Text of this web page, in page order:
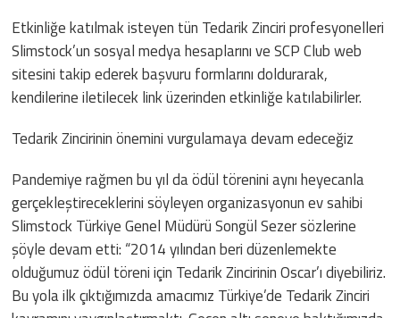
Etkinliğe katılmak isteyen tün Tedarik Zinciri profesyonelleri
Slimstock’un sosyal medya hesaplarını ve SCP Club web
sitesini takip ederek başvuru formlarını doldurarak,
kendilerine iletilecek link üzerinden etkinliğe katılabilirler.
Tedarik Zincirinin önemini vurgulamaya devam edeceğiz
Pandemiye rağmen bu yıl da ödül törenini aynı heyecanla
gerçekleştireceklerini söyleyen organizasyonun ev sahibi
Slimstock Türkiye Genel Müdürü Songül Sezer sözlerine
şöyle devam etti: “2014 yılından beri düzenlemekte
olduğumuz ödül töreni için Tedarik Zincirinin Oscar’ı diyebiliriz.
Bu yola ilk çıktığımızda amacımız Türkiye’de Tedarik Zinciri